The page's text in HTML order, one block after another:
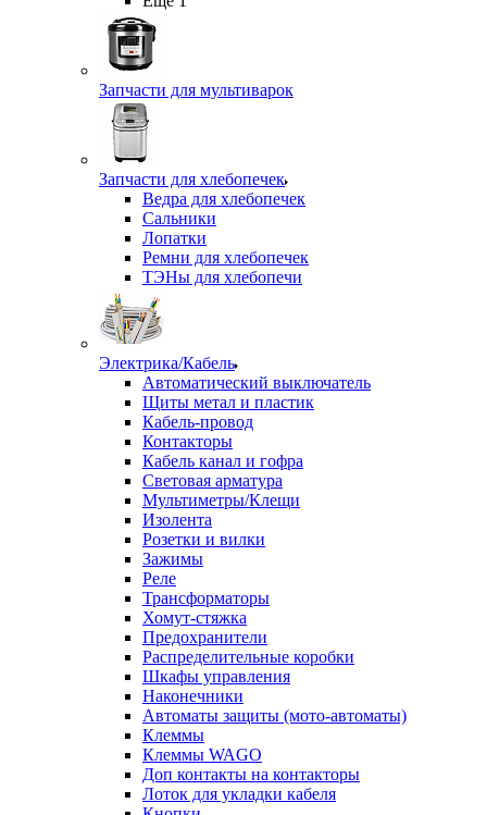
Запчасти для мультиварок
Запчасти для хлебопечек
Ведра для хлебопечек
Сальники
Лопатки
Ремни для хлебопечек
ТЭНы для хлебопечи
Электрика/Кабель
Автоматический выключатель
Щиты метал и пластик
Кабель-провод
Контакторы
Кабель канал и гофра
Световая арматура
Мультиметры/Клещи
Изолента
Розетки и вилки
Зажимы
Реле
Трансформаторы
Хомут-стяжка
Предохранители
Распределительные коробки
Шкафы управления
Наконечники
Автоматы защиты (мото-автоматы)
Клеммы
Клеммы WAGO
Доп контакты на контакторы
Лоток для укладки кабеля